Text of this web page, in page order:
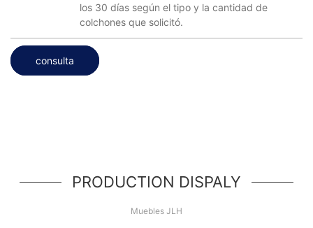
los 30 días según el tipo y la cantidad de
colchones que solicitó.
consulta
PRODUCTION DISPALY
Muebles JLH